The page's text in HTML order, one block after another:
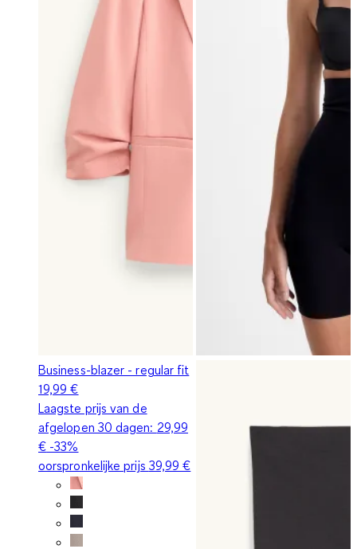
Business-blazer - regular fit
19,99 €
Laagste prijs van de
afgelopen 30 dagen: 29,99
€ -33%
oorspronkelijke prijs 39,99 €